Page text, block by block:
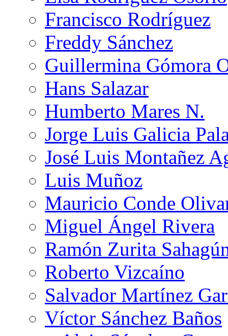
Francisco Rodríguez
Freddy Sánchez
Guillermina Gómora
Hans Salazar
Humberto Mares N.
Jorge Luis Galicia
José Luis Montañez
Luis Muñoz
Mauricio Conde
Miguel Ángel Rivera
Ramón Zurita
Roberto Vizcaíno
Salvador Martínez
Víctor Sánchez Baños